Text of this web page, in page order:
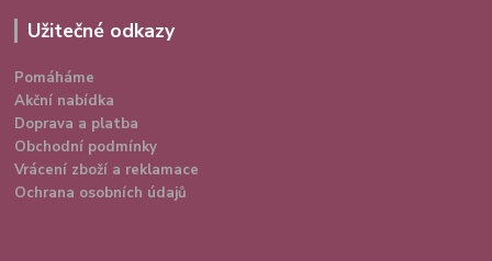
Užitečné odkazy
Pomáháme
Akční nabídka
Doprava a platba
Obchodní podmínky
Vrácení zboží a reklamace
Ochrana osobních údajů